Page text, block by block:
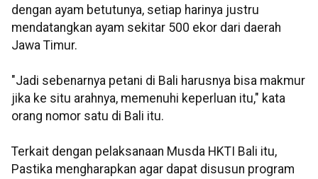
dengan ayam betutunya, setiap harinya justru
mendatangkan ayam sekitar 500 ekor dari daerah
Jawa Timur.
"Jadi sebenarnya petani di Bali harusnya bisa makmur
jika ke situ arahnya, memenuhi keperluan itu," kata
orang nomor satu di Bali itu.
Terkait dengan pelaksanaan Musda HKTI Bali itu,
Pastika mengharapkan agar dapat disusun program